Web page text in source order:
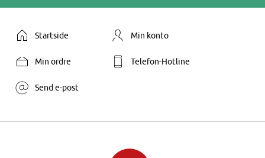
Startside Min konto
Min ordre Telefon-Hotline
Send e-post